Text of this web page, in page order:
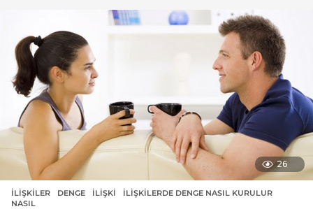
26
İLIŞKILER DENGE ,ILIŞKI ,İLIŞKILERDE DENGE NASIL KURULUR
NASIL